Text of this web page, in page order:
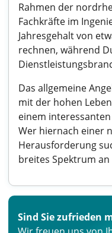
Rahmen der
Fachkräfte im
Jahresgehalt von
rechnen, während
Das allgemeine
mit der hohen
einem
Wer hiernach einer
Herausforderung
breites Spektrum
Sind Sie zufrieden